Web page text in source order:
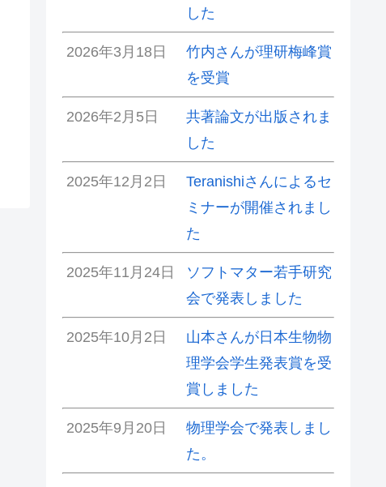
した
2026年3月18日
竹内さんが理研梅峰賞
を受賞
2026年2月5日
共著論文が出版されま
した
2025年12月2日
Teranishiさんによるセ
ミナーが開催されまし
た
2025年11月24日
ソフトマター若手研究
会で発表しました
2025年10月2日
山本さんが日本生物物
理学会学生発表賞を受
賞しました
2025年9月20日
物理学会で発表しまし
た。